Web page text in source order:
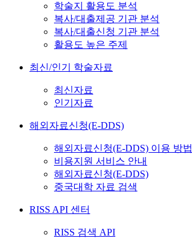
학술지 활용도 분석
복사/대출제공 기관 분석
복사/대출신청 기관 분석
활용도 높은 주제
최신/인기 학술자료
최신자료
인기자료
해외자료신청(E-DDS)
해외자료신청(E-DDS) 이용 방법
비용지원 서비스 안내
해외자료신청(E-DDS)
중국대학 자료 검색
RISS API 센터
RISS 검색 API